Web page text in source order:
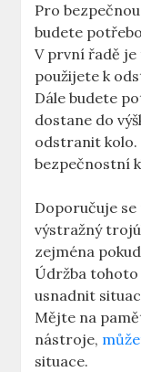
Pro
budete
V první řadě
použijete k⁣
Dále budete
dostane do
odstranit ⁢kolo.
bezpečnostní
Doporučuje
‍výstražný
zejména⁤
Údržba⁣ tohoto
usnadnit
Mějte na⁣
nástroje,
situace.